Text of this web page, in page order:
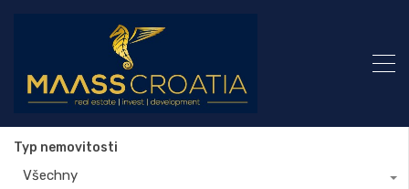
Typ nemovitosti
Všechny